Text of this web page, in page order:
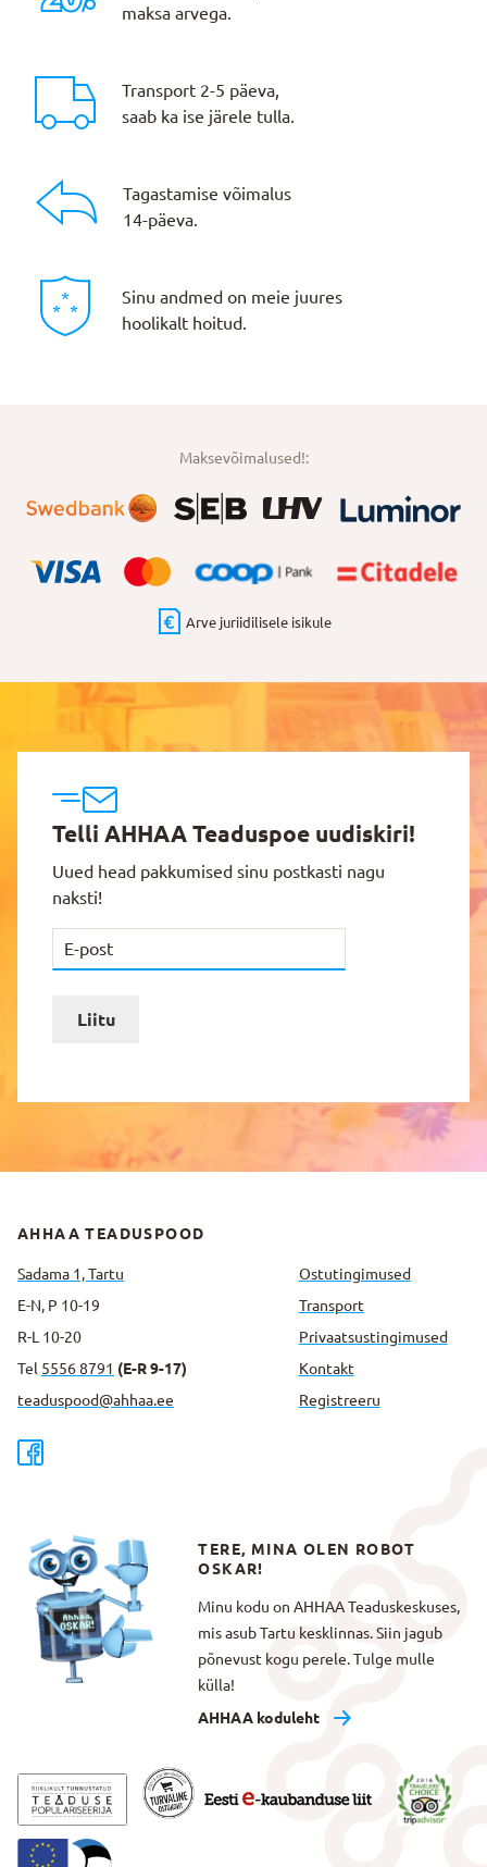
maksa arvega.
Transport 2-5 päeva,
saab ka ise järele tulla.
Tagastamise võimalus
14-päeva.
Sinu andmed on meie juures
hoolikalt hoitud.
Maksevõimalused!:
Arve juriidilisele isikule
Telli AHHAA Teaduspoe uudiskiri!
Uued head pakkumised sinu postkasti nagu
naksti!
Liitu
AHHAA TEADUSPOOD
Sadama 1, Tartu
E-N, P 10-19
R-L 10-20
Tel 5556 8791 (E-R 9-17)
teaduspood@ahhaa.ee
Ostutingimused
Transport
Privaatsus­tingimused
Kontakt
Registreeru
TERE, MINA OLEN ROBOT
OSKAR!
Minu kodu on AHHAA Teaduskeskuses,
mis asub Tartu kesklinnas. Siin jagub
põnevust kogu perele. Tulge mulle
külla!
AHHAA koduleht